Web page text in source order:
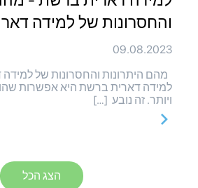
והחסרונות של למידה
09.08.2023
מהם היתרונות והחסרונות של
למידה דארית ברשת היא אפשרות
ויותר. זה נובע […]
הצג הכל